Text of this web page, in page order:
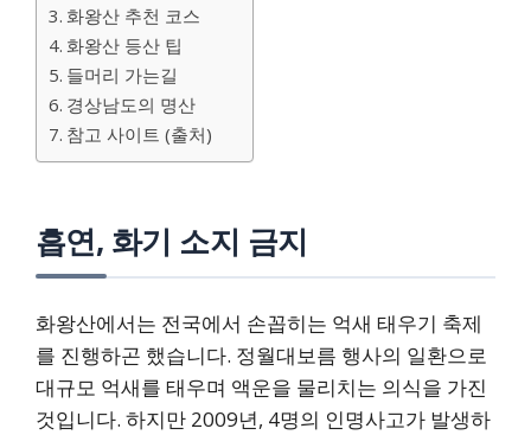
화왕산 추천 코스
화왕산 등산 팁
들머리 가는길
경상남도의 명산
참고 사이트 (출처)
흡연, 화기 소지 금지
화왕산에서는 전국에서 손꼽히는 억새 태우기 축제
를 진행하곤 했습니다. 정월대보름 행사의 일환으로
대규모 억새를 태우며 액운을 물리치는 의식을 가진
것입니다. 하지만 2009년, 4명의 인명사고가 발생하